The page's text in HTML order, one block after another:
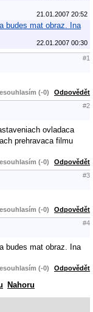
21.01.2007 20:52
budes mat obraz. Ina
22.01.2007 00:30
#1
(-0) Odpovědět
#2
ovladaca
prehravaca filmu
(-0) Odpovědět
#3
(-0) Odpovědět
#4
budes mat obraz. Ina
(-0) Odpovědět
Nahoru